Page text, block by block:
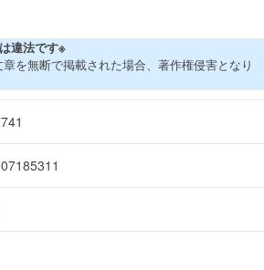
違法です※
を無断で掲載された場合、著作権侵害となり